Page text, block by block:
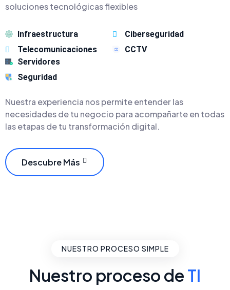
soluciones tecnológicas flexibles
Infraestructura
Telecomunicaciones
Ciberseguridad
CCTV
Servidores
Seguridad
Nuestra experiencia nos permite entender las
necesidades de tu negocio para acompañarte en todas
las etapas de tu transformación digital.
Descubre Más
NUESTRO PROCESO SIMPLE
Nuestro proceso de TI